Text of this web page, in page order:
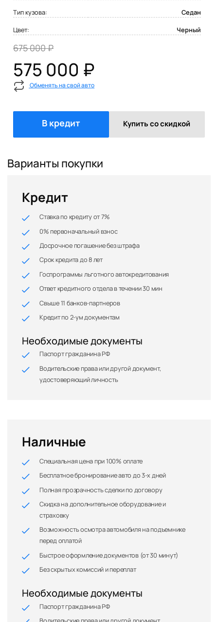
Тип кузова:
Седан
Цвет:
Черный
675 000 ₽
575 000 ₽
Обменять на свой авто
В кредит Купить со скидкой
Варианты покупки
Кредит
Ставка по кредиту от 7%
0% первоначальный взнос
Досрочное погашение без штрафа
Срок кредита до 8 лет
Госпрограммы льготного автокредитования
Ответ кредитного отдела в течении 30 мин
Свыше 11 банков-партнеров
Кредит по 2-ум документам
Необходимые документы
Паспорт гражданина РФ
Водительские права или другой документ,
удостоверяющий личность
Наличные
Специальная цена при 100% оплате
Бесплатное бронирование авто до 3-х дней
Полная прозрачность сделки по договору
Скидка на дополнительное оборудование и
страховку
Возможность осмотра автомобиля на подъемнике
перед оплатой
Быстрое оформление документов (от 30 минут)
Без скрытых комиссий и переплат
Необходимые документы
Паспорт гражданина РФ